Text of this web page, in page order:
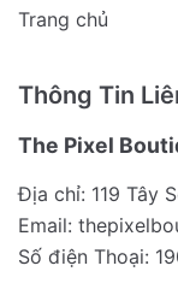
Trang chủ
Thông Tin
The Pixel
Địa chỉ: 119 Tây
Email:
Số điện Thoại: